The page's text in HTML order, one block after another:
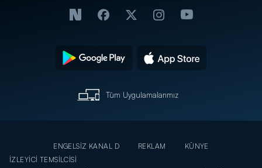
Tüm Uygulamalarımız
ENGELSİZ KANAL D REKLAM
KÜNYE
İZLEYİCİ TEMSİLCİSİ